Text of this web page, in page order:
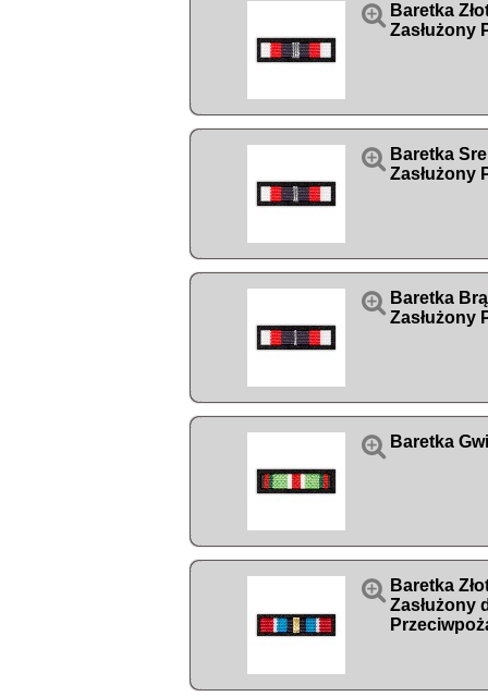
 Baretka
Zasłużony
 Baretka
Zasłużony
 Baretka
Zasłużony
 Baretka
 Baretka
Zasłużony